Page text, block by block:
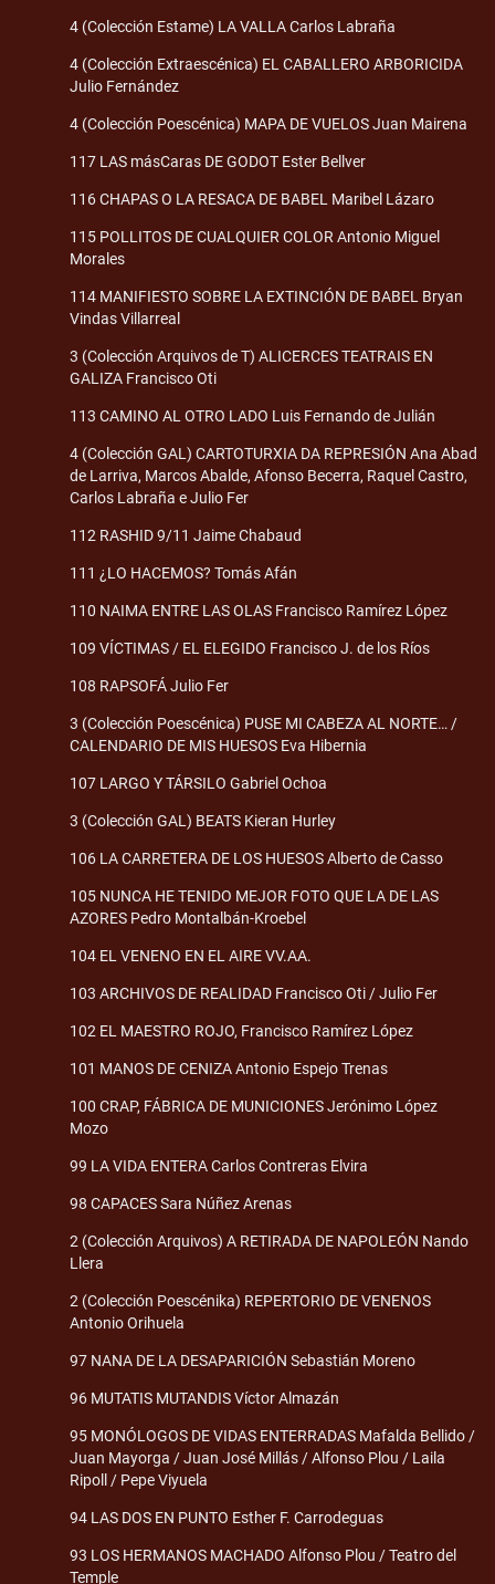
4 (Colección Estame) LA VALLA Carlos Labraña
4 (Colección Extraescénica) EL CABALLERO ARBORICIDA
Julio Fernández
4 (Colección Poescénica) MAPA DE VUELOS Juan Mairena
117 LAS másCaras DE GODOT Ester Bellver
116 CHAPAS O LA RESACA DE BABEL Maribel Lázaro
115 POLLITOS DE CUALQUIER COLOR Antonio Miguel
Morales
114 MANIFIESTO SOBRE LA EXTINCIÓN DE BABEL Bryan
Vindas Villarreal
3 (Colección Arquivos de T) ALICERCES TEATRAIS EN
GALIZA Francisco Oti
113 CAMINO AL OTRO LADO Luis Fernando de Julián
4 (Colección GAL) CARTOTURXIA DA REPRESIÓN Ana Abad
de Larriva, Marcos Abalde, Afonso Becerra, Raquel Castro,
Carlos Labraña e Julio Fer
112 RASHID 9/11 Jaime Chabaud
111 ¿LO HACEMOS? Tomás Afán
110 NAIMA ENTRE LAS OLAS Francisco Ramírez López
109 VÍCTIMAS / EL ELEGIDO Francisco J. de los Ríos
108 RAPSOFÁ Julio Fer
3 (Colección Poescénica) PUSE MI CABEZA AL NORTE… /
CALENDARIO DE MIS HUESOS Eva Hibernia
107 LARGO Y TÁRSILO Gabriel Ochoa
3 (Colección GAL) BEATS Kieran Hurley
106 LA CARRETERA DE LOS HUESOS Alberto de Casso
105 NUNCA HE TENIDO MEJOR FOTO QUE LA DE LAS
AZORES Pedro Montalbán-Kroebel
104 EL VENENO EN EL AIRE VV.AA.
103 ARCHIVOS DE REALIDAD Francisco Oti / Julio Fer
102 EL MAESTRO ROJO, Francisco Ramírez López
101 MANOS DE CENIZA Antonio Espejo Trenas
100 CRAP, FÁBRICA DE MUNICIONES Jerónimo López
Mozo
99 LA VIDA ENTERA Carlos Contreras Elvira
98 CAPACES Sara Núñez Arenas
2 (Colección Arquivos) A RETIRADA DE NAPOLEÓN Nando
Llera
2 (Colección Poescénika) REPERTORIO DE VENENOS
Antonio Orihuela
97 NANA DE LA DESAPARICIÓN Sebastián Moreno
96 MUTATIS MUTANDIS Víctor Almazán
95 MONÓLOGOS DE VIDAS ENTERRADAS Mafalda Bellido /
Juan Mayorga / Juan José Millás / Alfonso Plou / Laila
Ripoll / Pepe Viyuela
94 LAS DOS EN PUNTO Esther F. Carrodeguas
93 LOS HERMANOS MACHADO Alfonso Plou / Teatro del
Temple